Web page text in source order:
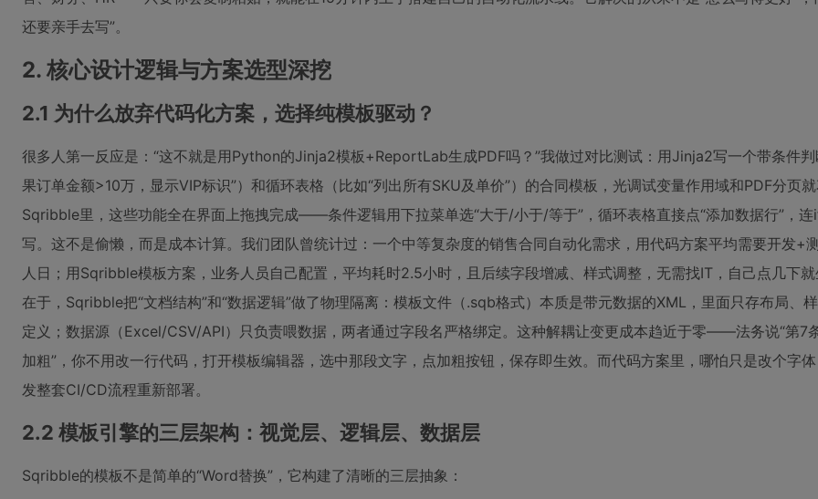
还要亲手去写”。
2. 核心设计逻辑与方案选型深挖
2.1 为什么放弃代码化方案，选择纯模板驱动？
很多人第一反应是：“这不就是用Python的Jinja2模板+ReportLab生成PDF吗？”我做过对比测试：用Jinja2写一个带条件判
果订单金额>10万，显示VIP标识”）和循环表格（比如“列出所有SKU及单价”）的合同模板，光调试变量作用域和PDF分页
Sqribble里，这些功能全在界面上拖拽完成——条件逻辑用下拉菜单选“大于/小于/等于”，循环表格直接点“添加数据行”，
写。这不是偷懒，而是成本计算。我们团队曾统计过：一个中等复杂度的销售合同自动化需求，用代码方案平均需要开发+
人日；用Sqribble模板方案，业务人员自己配置，平均耗时2.5小时，且后续字段增减、样式调整，无需找IT，自己点几下
在于，Sqribble把“文档结构”和“数据逻辑”做了物理隔离：模板文件（.sqb格式）本质是带元数据的XML，里面只存布局、
定义；数据源（Excel/CSV/API）只负责喂数据，两者通过字段名严格绑定。这种解耦让变更成本趋近于零——法务说“第7
加粗”，你不用改一行代码，打开模板编辑器，选中那段文字，点加粗按钮，保存即生效。而代码方案里，哪怕只是改个字
发整套CI/CD流程重新部署。
2.2 模板引擎的三层架构：视觉层、逻辑层、数据层
Sqribble的模板不是简单的“Word替换”，它构建了清晰的三层抽象：